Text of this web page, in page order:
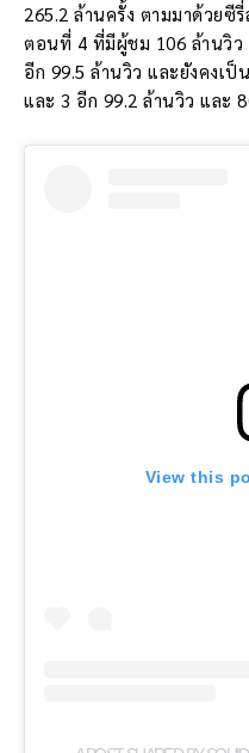
265.2 ล้านครั้ง ตามมาด้วยซีรี่
ตอนที่ 4 ที่มีผู้ชม 106 ล้านวิว
อีก 99.5 ล้านวิว และยังคงเป็
และ 3 อีก 99.2 ล้านวิว และ
View this